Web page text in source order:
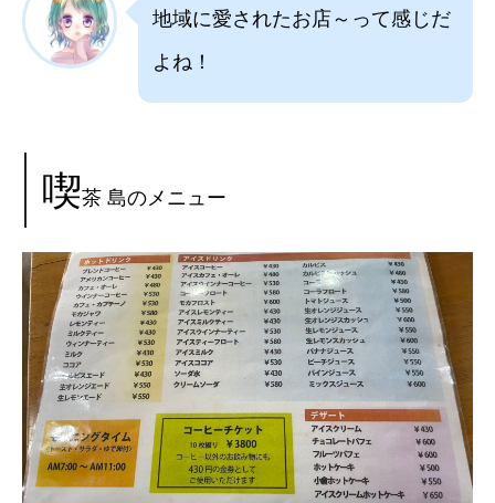
地域に愛されたお店～って感じだ
よね！
喫茶 島のメニュー